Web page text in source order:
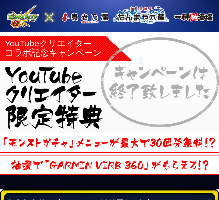
YouTubeクリエイター
コラボ記念キャンペーン